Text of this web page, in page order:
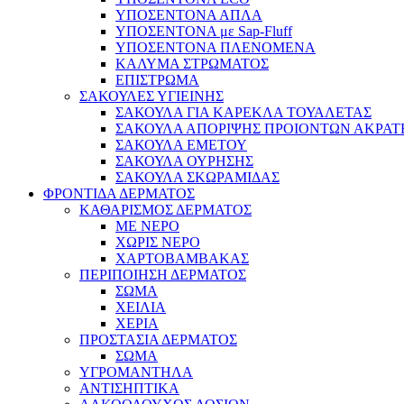
ΥΠΟΣΕΝΤΟΝΑ ΑΠΛΑ
ΥΠΟΣΕΝΤΟΝΑ με Sap-Fluff
ΥΠΟΣΕΝΤΟΝΑ ΠΛΕΝΟΜΕΝΑ
ΚΑΛΥΜΑ ΣΤΡΩΜΑΤΟΣ
ΕΠΙΣΤΡΩΜΑ
ΣΑΚΟΥΛΕΣ ΥΓΙΕΙΝΗΣ
ΣΑΚΟΥΛΑ ΓΙΑ ΚΑΡΕΚΛΑ ΤΟΥΑΛΕΤΑΣ
ΣΑΚΟΥΛΑ ΑΠΟΡΙΨΗΣ ΠΡΟΙΟΝΤΩΝ
ΣΑΚΟΥΛΑ ΕΜΕΤΟΥ
ΣΑΚΟΥΛΑ ΟΥΡΗΣΗΣ
ΣΑΚΟΥΛΑ ΣΚΩΡΑΜΙΔΑΣ
ΦΡΟΝΤΙΔΑ ΔΕΡΜΑΤΟΣ
ΚΑΘΑΡΙΣΜΟΣ ΔΕΡΜΑΤΟΣ
ΜΕ ΝΕΡΟ
ΧΩΡΙΣ ΝΕΡΟ
ΧΑΡΤΟΒΑΜΒΑΚΑΣ
ΠΕΡΙΠΟΙΗΣΗ ΔΕΡΜΑΤΟΣ
ΣΩΜΑ
ΧΕΙΛΙΑ
ΧΕΡΙΑ
ΠΡΟΣΤΑΣΙΑ ΔΕΡΜΑΤΟΣ
ΣΩΜΑ
ΥΓΡΟΜΑΝΤΗΛΑ
ΑΝΤΙΣΗΠΤΙΚΑ